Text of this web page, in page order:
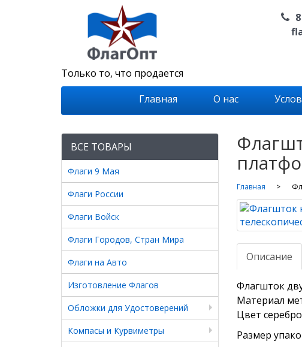
Только то, что продается
Главная О нас
ВСЕ ТОВАРЫ
Флаги 9 Мая
Флаги России
Флаги Войск
Флаги Городов, Стран Мира
Флаги на Авто
Изготовление Флагов
Обложки для Удостоверений
Компасы и Курвиметры
Главная
Описание
Флагшток
Материал
Цвет
Размер